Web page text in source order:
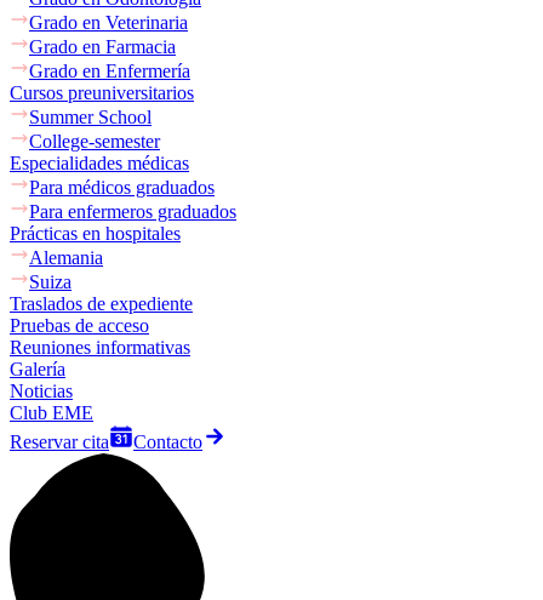
Grado en Veterinaria
Grado en Farmacia
Grado en Enfermería
Cursos preuniversitarios
Summer School
College-semester
Especialidades médicas
Para médicos graduados
Para enfermeros graduados
Prácticas en hospitales
Alemania
Suiza
Traslados de expediente
Pruebas de acceso
Reuniones informativas
Galería
Noticias
Club EME
Reservar cita
Contacto